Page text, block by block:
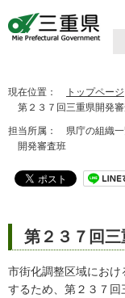
現在位置： トップページ
第２３７回三重県開発
担当所属： 県庁の組織
開発審査班
第２３７回
市街化調整区域にお
するため、第２３７回